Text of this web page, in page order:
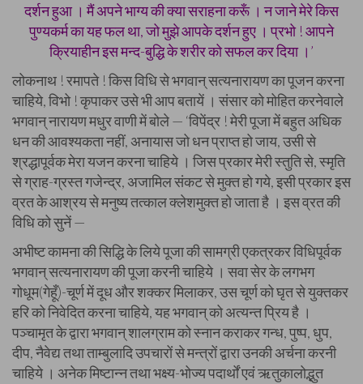
दर्शन हुआ । मैं अपने भाग्य की क्या सराहना करूँ । न जाने मेरे किस
पुण्यकर्म का यह फल था, जो मुझे आपके दर्शन हुए । प्रभो ! आपने
क्रियाहीन इस मन्द-बुद्धि के शरीर को सफल कर दिया ।’
लोकनाथ ! रमापते ! किस विधि से भगवान् सत्यनारायण का पूजन करना
चाहिये, विभो ! कृपाकर उसे भी आप बतायें । संसार को मोहित करनेवाले
भगवान् नारायण मधुर वाणी में बोले — ‘विपेंद्र ! मेरी पूजा में बहुत अधिक
धन की आवश्यकता नहीं, अनायास जो धन प्राप्त हो जाय, उसी से
श्रद्धापूर्वक मेरा यजन करना चाहिये । जिस प्रकार मेरी स्तुति से, स्मृति
से ग्राह-ग्रस्त गजेन्द्र, अजामिल संकट से मुक्त हो गये, इसी प्रकार इस
व्रत के आश्रय से मनुष्य तत्काल क्लेशमुक्त हो जाता है । इस व्रत की
विधि को सुनें —
अभीष्ट कामना की सिद्धि के लिये पूजा की सामग्री एकत्रकर विधिपूर्वक
भगवान् सत्यनारायण की पूजा करनी चाहिये । सवा सेर के लगभग
गोधूम(गेहूँ)-चूर्ण में दूध और शक्कर मिलाकर, उस चूर्ण को घृत से युक्तकर
हरि को निवेदित करना चाहिये, यह भगवान् को अत्यन्त प्रिय है ।
पञ्चामृत के द्वारा भगवान् शालग्राम को स्नान कराकर गन्ध, पुष्प, धुप,
दीप, नैवेद्य तथा ताम्बुलादि उपचारों से मन्त्रों द्वारा उनकी अर्चना करनी
चाहिये । अनेक मिष्टान्न तथा भक्ष्य-भोज्य पदार्थों एवं ऋतुकालोद्भुत